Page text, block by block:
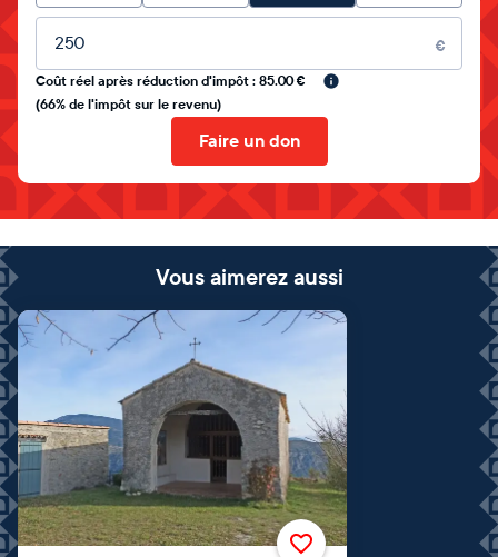
Montant libre
€
Coût réel après réduction d'impôt : 85.00 €
(66% de l'impôt sur le revenu)
Faire un don
Vous aimerez aussi